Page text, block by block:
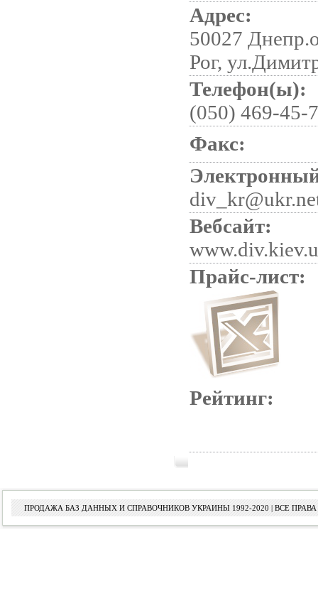
Адрес:
50027
Рог,
Телефон(ы):
(050) 469-45-
Факс:
Вебсайт:
Прайс-лист:
Рейтинг:
ПРОДАЖА БАЗ ДАННЫХ И СПРАВОЧНИКОВ УКРАИНЫ 1992-2020 | ВСЕ